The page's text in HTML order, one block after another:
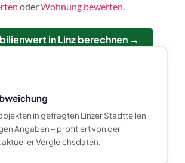
oderWohnung bewerten.
in Linz berechnen →
in gefragten Linzer Stadtteilen
Angaben – profitiert von der
Vergleichsdaten.